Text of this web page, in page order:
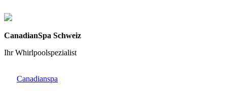
CanadianSpa Schweiz
Ihr Whirlpoolspezialist
Canadianspa